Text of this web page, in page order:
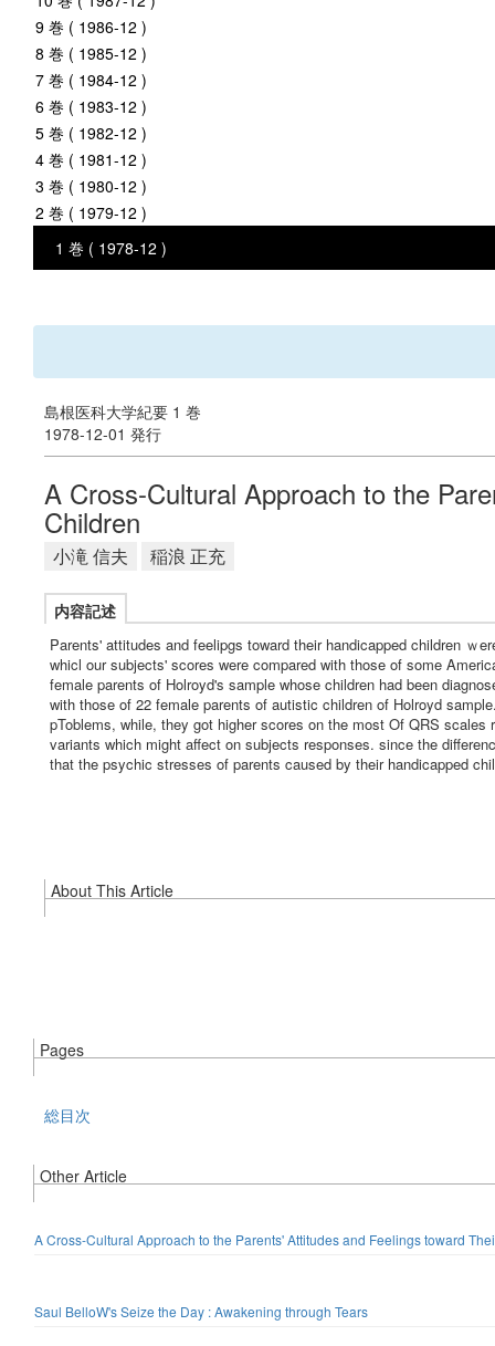
9 巻 ( 1986-12 )
8 巻 ( 1985-12 )
7 巻 ( 1984-12 )
6 巻 ( 1983-12 )
5 巻 ( 1982-12 )
4 巻 ( 1981-12 )
3 巻 ( 1980-12 )
2 巻 ( 1979-12 )
1 巻 ( 1978-12 )
島根医科大学紀要 1 巻
1978-12-01 発行
A Cross-Cultural Approach to the
Children
小滝 信夫 稲浪 正充
内容記述
Parents' attitudes and feelipgs toward their handicapped children
whicl our subjects' scores were compared with those of some
female parents of Holroyd's sample whose children had been
with those of 22 female parents of autistic children of Holroyd
pToblems, while, they got higher scores on the most Of QRS
variants which might affect on subjects responses. since the
that the psychic stresses of parents caused by their handicapped
About This Article
Pages
総目次
Other Article
A Cross-Cultural Approach to the Parents' Attitudes and Feelings toward
Saul BelloW's Seize the Day : Awakening through Tears